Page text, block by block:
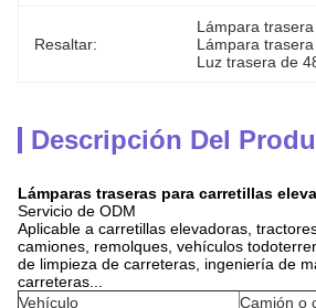
Resaltar:
Lámpara trasera
Lámpara
Luz trasera de
Descripción Del
Lámparas traseras para carretillas
Servicio de ODM
Aplicable a carretillas elevadoras,
camiones, remolques, vehículos
de limpieza de carreteras, ingeniería de
carreteras...
Vehículo
Camión o